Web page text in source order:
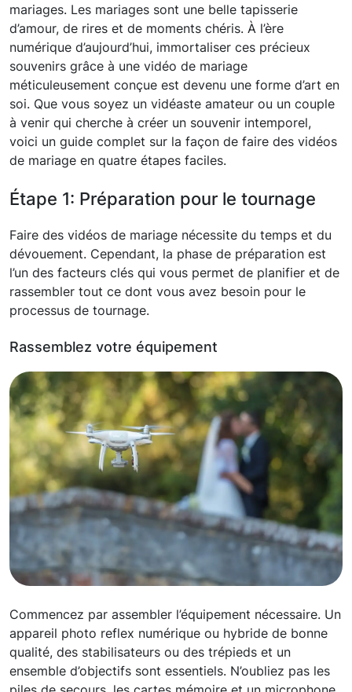
mariages. Les mariages sont une belle tapisserie
d’amour, de rires et de moments chéris. À l’ère
numérique d’aujourd’hui, immortaliser ces précieux
souvenirs grâce à une vidéo de mariage
méticuleusement conçue est devenu une forme d’art en
soi. Que vous soyez un vidéaste amateur ou un couple
à venir qui cherche à créer un souvenir intemporel,
voici un guide complet sur la façon de faire des vidéos
de mariage en quatre étapes faciles.
Étape 1: Préparation pour le tournage
Faire des vidéos de mariage nécessite du temps et du
dévouement. Cependant, la phase de préparation est
l’un des facteurs clés qui vous permet de planifier et de
rassembler tout ce dont vous avez besoin pour le
processus de tournage.
Rassemblez votre équipement
Commencez par assembler l’équipement nécessaire. Un
appareil photo reflex numérique ou hybride de bonne
qualité, des stabilisateurs ou des trépieds et un
ensemble d’objectifs sont essentiels. N’oubliez pas les